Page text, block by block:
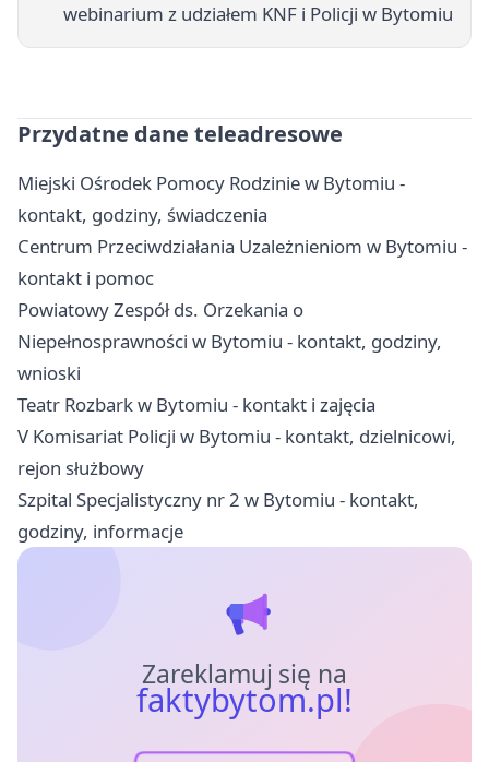
webinarium z udziałem KNF i Policji w Bytomiu
Przydatne dane teleadresowe
Miejski Ośrodek Pomocy Rodzinie w Bytomiu -
kontakt, godziny, świadczenia
Centrum Przeciwdziałania Uzależnieniom w Bytomiu -
kontakt i pomoc
Powiatowy Zespół ds. Orzekania o
Niepełnosprawności w Bytomiu - kontakt, godziny,
wnioski
Teatr Rozbark w Bytomiu - kontakt i zajęcia
V Komisariat Policji w Bytomiu - kontakt, dzielnicowi,
rejon służbowy
Szpital Specjalistyczny nr 2 w Bytomiu - kontakt,
godziny, informacje
Zareklamuj się na
faktybytom.pl!